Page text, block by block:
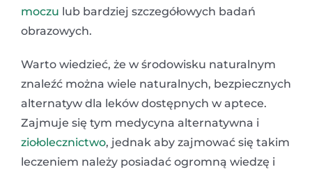
moczu lub bardziej szczegółowych badań
obrazowych.
Warto wiedzieć, że w środowisku naturalnym
znaleźć można wiele naturalnych, bezpiecznych
alternatyw dla leków dostępnych w aptece.
Zajmuje się tym medycyna alternatywna i
ziołolecznictwo, jednak aby zajmować się takim
leczeniem należy posiadać ogromną wiedzę i